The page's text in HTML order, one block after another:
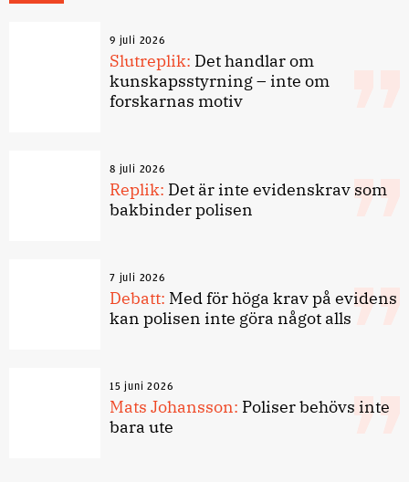
9 juli 2026
Slutreplik: Det handlar om
kunskapsstyrning – inte om
forskarnas motiv
8 juli 2026
Replik: Det är inte evidenskrav som
bakbinder polisen
7 juli 2026
Debatt: Med för höga krav på evidens
kan polisen inte göra något alls
15 juni 2026
Mats Johansson: Poliser behövs inte
bara ute